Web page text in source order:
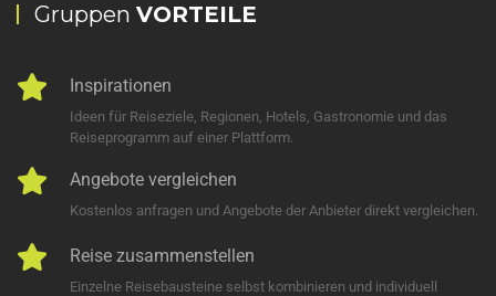
Gruppen VORTEILE
Inspirationen
Ideen für Reiseziele, Regionen, Hotels, Gastronomie und das
Reiseprogramm auf einer Plattform.
Angebote vergleichen
Kostenlos anfragen und Angebote der Anbieter direkt vergleichen.
Reise zusammenstellen
Einzelne Reisebausteine selbst kombinieren und individuell